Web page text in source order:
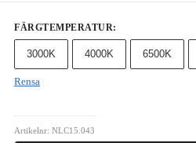
FÄRGTEMPERATUR:
3000K 4000K 6500K
Rensa
Artikelnr: NLC15.043